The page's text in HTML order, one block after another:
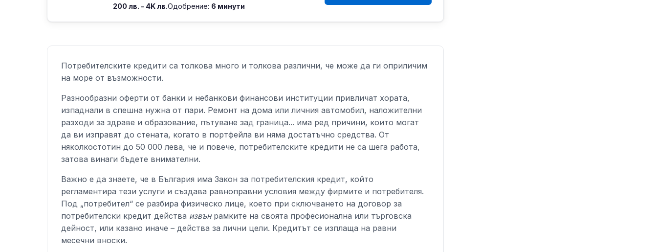
200 лв. – 4K лв.Одобрение: 6 минути
Потребителските кредити са толкова много и толкова различни, че може да ги оприличим
на море от възможности.
Разнообразни оферти от банки и небанкови финансови институции привличат хората,
изпаднали в спешна нужна от пари. Ремонт на дома или личния автомобил, наложителни
разходи за здраве и образование, пътуване зад граница... има ред причини, които могат
да ви изправят до стената, когато в портфейла ви няма достатъчно средства. От
няколкостотин до 50 000 лева, че и повече, потребителските кредити не са шега работа,
затова винаги бъдете внимателни.
Важно е да знаете, че в България има Закон за потребителския кредит, който
регламентира тези услуги и създава равноправни условия между фирмите и потребителя.
Под „потребител“ се разбира физическо лице, което при сключването на договор за
потребителски кредит действа извънрамките на своята професионална или търговска
дейност, или казано иначе – действа за лични цели. Кредитът се изплаща на равни
месечни вноски.